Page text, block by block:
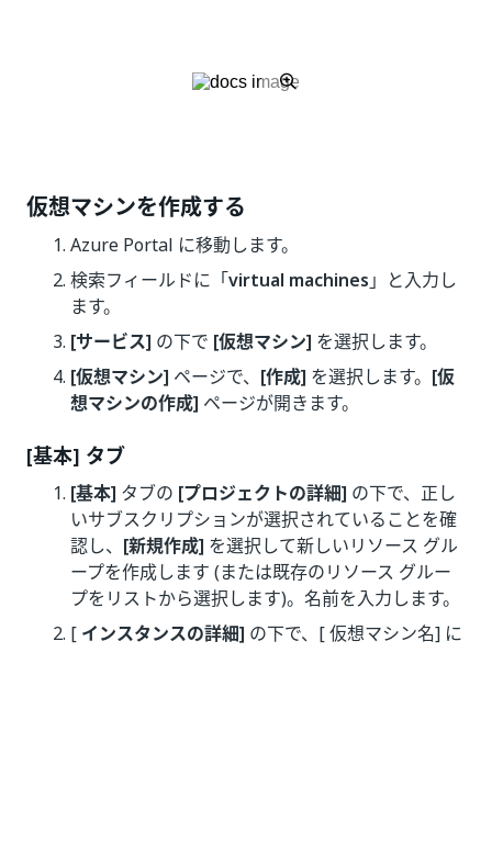
仮想マシンを作成する
Azure Portal に移動します。
検索フィールドに「virtual machines 」と入力し
ます。
[サービス] の下で [仮想マシン] を選択します。
[仮想マシン] ページで、 [作成] を選択します。 [仮
想マシンの作成] ページが開きます。
[基本] タブ
[基本] タブの [プロジェクトの詳細] の下で、正し
いサブスクリプションが選択されていることを確
認し、 [新規作成] を選択して新しいリソース グル
ープを作成します (または既存のリソース グルー
プをリストから選択します)。名前を入力します。
[ インスタンスの詳細] の下で、[ 仮想マシン名] に